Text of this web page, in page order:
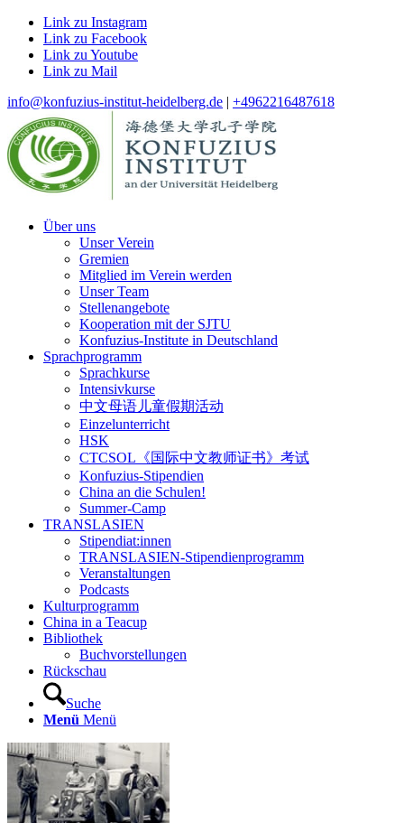
Link zu Instagram
Link zu Facebook
Link zu Youtube
Link zu Mail
info@konfuzius-institut-heidelberg.de | +4962216487618
Über uns
Unser Verein
Gremien
Mitglied im Verein werden
Unser Team
Stellenangebote
Kooperation mit der SJTU
Konfuzius-Institute in Deutschland
Sprachprogramm
Sprachkurse
Intensivkurse
中文母语儿童假期活动
Einzelunterricht
HSK
CTCSOL《国际中文教师证书》考试
Konfuzius-Stipendien
China an die Schulen!
Summer-Camp
TRANSLASIEN
Stipendiat:innen
TRANSLASIEN-Stipendienprogramm
Veranstaltungen
Podcasts
Kulturprogramm
China in a Teacup
Bibliothek
Buchvorstellungen
Rückschau
Suche
Menü Menü